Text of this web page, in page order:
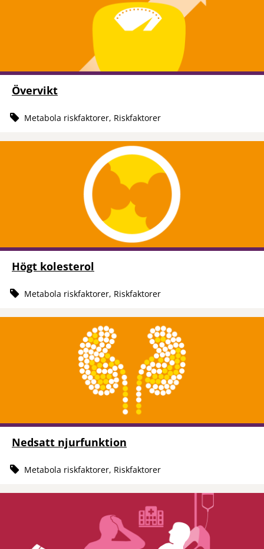
Övervikt
Metabola riskfaktorer, Riskfaktorer
Högt kolesterol
Metabola riskfaktorer, Riskfaktorer
Nedsatt njurfunktion
Metabola riskfaktorer, Riskfaktorer